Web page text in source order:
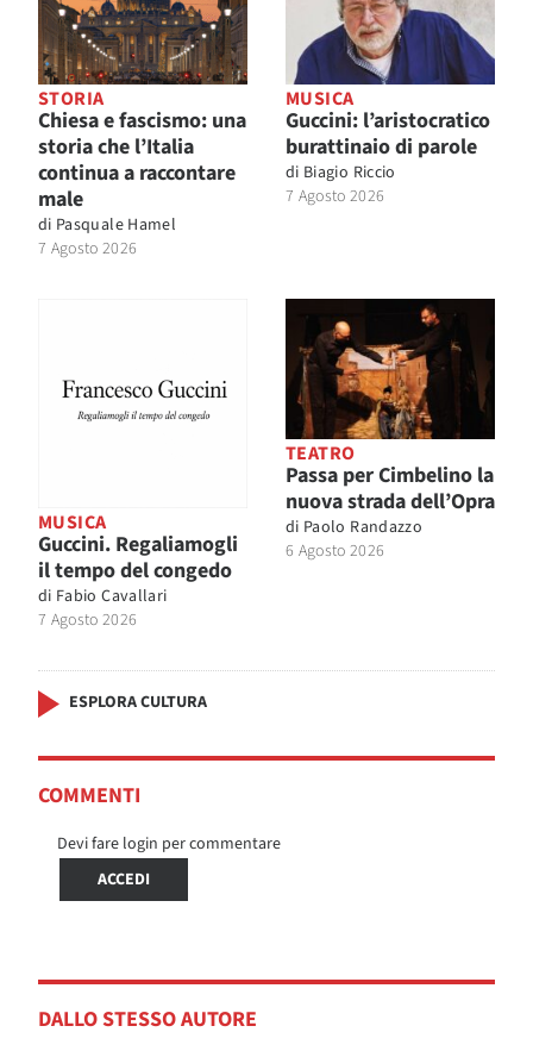
STORIA
Chiesa e fascismo: una
storia che l’Italia
continua a raccontare
male
di Pasquale Hamel
7 Agosto 2026
MUSICA
Guccini: l’aristocratico
burattinaio di parole
di Biagio Riccio
7 Agosto 2026
MUSICA
Guccini. Regaliamogli
il tempo del congedo
di Fabio Cavallari
7 Agosto 2026
TEATRO
Passa per Cimbelino la
nuova strada dell’Opra
di Paolo Randazzo
6 Agosto 2026
ESPLORA CULTURA
COMMENTI
Devi fare login per commentare
ACCEDI
DALLO STESSO AUTORE